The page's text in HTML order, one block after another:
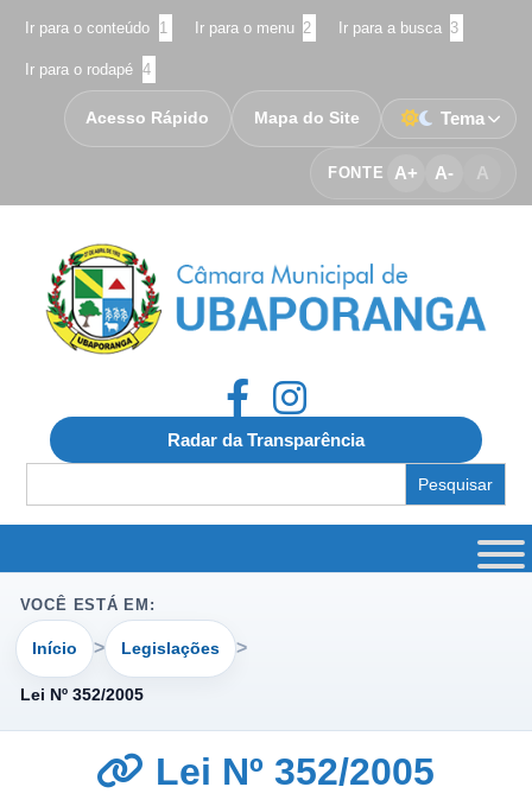
Ir para o conteúdo 1 Ir para o menu 2 Ir para a busca 3
Ir para o rodapé 4
FONTE A+ A- A
Acesso Rápido Mapa do Site Tema
Radar da Transparência
for:
VOCÊ ESTÁ EM:
Início Legislações
Lei Nº 352/2005
Lei Nº 352/2005